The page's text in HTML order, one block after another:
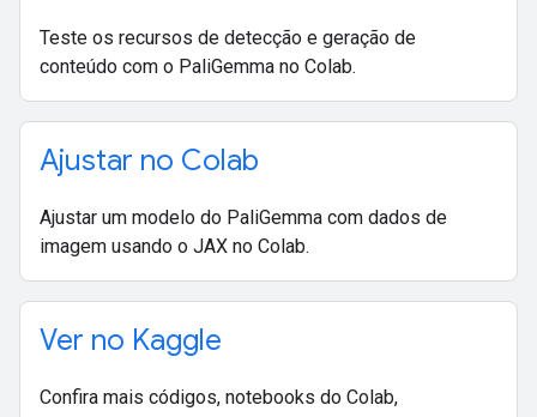
Teste os recursos de detecção e geração de
conteúdo com o PaliGemma no Colab.
Ajustar no Colab
Ajustar um modelo do PaliGemma com dados de
imagem usando o JAX no Colab.
Ver no Kaggle
Confira mais códigos, notebooks do Colab,